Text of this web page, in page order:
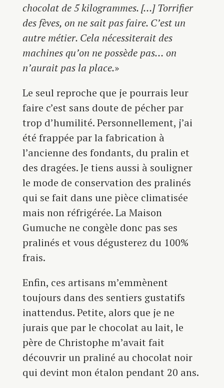
chocolat de 5 kilogrammes. […] Torrifier
des fèves, on ne sait pas faire. C’est un
autre métier. Cela nécessiterait des
machines qu’on ne possède pas… on
n’aurait pas la place.»
Le seul reproche que je pourrais leur
faire c’est sans doute de pécher par
trop d’humilité. Personnellement, j’ai
été frappée par la fabrication à
l’ancienne des fondants, du pralin et
des dragées. Je tiens aussi à souligner
le mode de conservation des pralinés
qui se fait dans une pièce climatisée
mais non réfrigérée. La Maison
Gumuche ne congèle donc pas ses
pralinés et vous dégusterez du 100%
frais.
Enfin, ces artisans m’emmènent
toujours dans des sentiers gustatifs
inattendus. Petite, alors que je ne
jurais que par le chocolat au lait, le
père de Christophe m’avait fait
découvrir un praliné au chocolat noir
qui devint mon étalon pendant 20 ans.